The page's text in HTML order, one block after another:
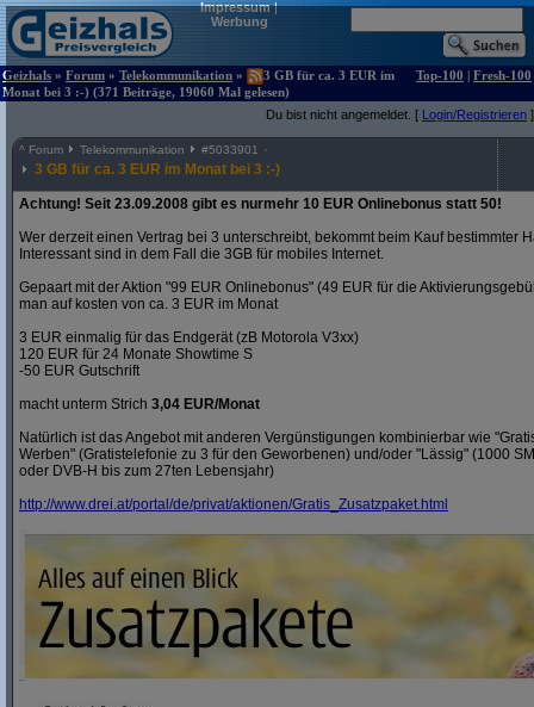
Impressum|
Werbung
Geizhals » Forum » Telekommunikation »
3 GB für ca. 3 EUR im
Monat bei 3 :-) (371 Beiträge, 19060 Mal gelesen)
Top-100 | Fresh-100
Du bist nicht angemeldet. [ Login/Registrieren ]
^ Forum Telekommunikation #5033901
3 GB für ca. 3 EUR im Monat bei 3 :-)
Achtung! Seit 23.09.2008 gibt es nurmehr 10 EUR Onlinebonus statt 50!
Wer derzeit einen Vertrag bei 3 unterschreibt, bekommt beim Kauf bestimmter
Interessant sind in dem Fall die 3GB für mobiles Internet.
Gepaart mit der Aktion "99 EUR Onlinebonus" (49 EUR für die
man auf kosten von ca. 3 EUR im Monat
3 EUR einmalig für das Endgerät (zB Motorola V3xx)
120 EUR für 24 Monate Showtime S
-50 EUR Gutschrift
macht unterm Strich 3,04 EUR/Monat
Natürlich ist das Angebot mit anderen Vergünstigungen kombinierbar wie
Werben" (Gratistelefonie zu 3 für den Geworbenen) und/oder "Lässig" (1000
oder DVB-H bis zum 27ten Lebensjahr)
http://www.drei.at/portal/de/privat/aktionen/Gratis_Zusatzpaket.html